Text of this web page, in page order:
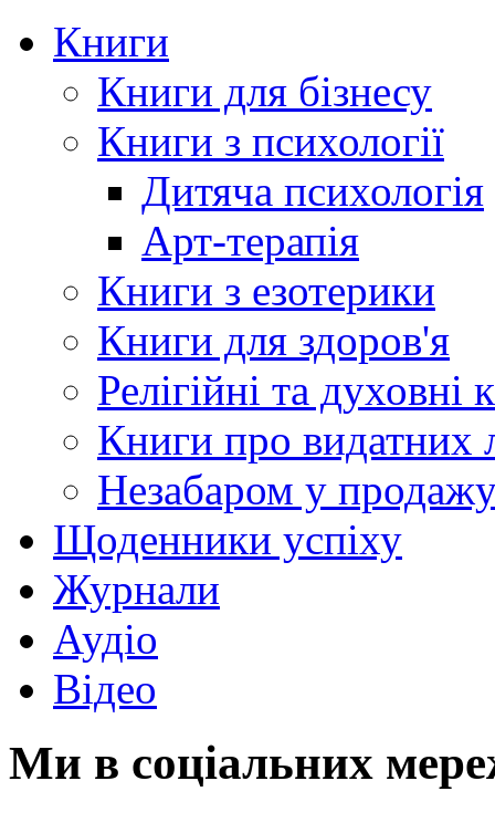
Книги
Книги для бізнесу
Книги з психології
Дитяча психологія
Арт-терапія
Книги з езотерики
Книги для здоров'я
Релігійні та духовні
Книги про видатних
Незабаром у
Щоденники успіху
Журнали
Аудіо
Відео
Ми в соціальних